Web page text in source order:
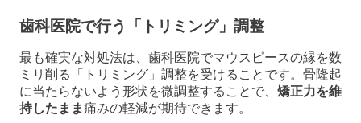
歯科医院で行う「トリミング」調整
最も確実な対処法は、歯科医院でマウスピースの縁を数
ミリ削る「トリミング」調整を受けることです。骨隆起
に当たらないよう形状を微調整することで、 矯正力を維
持したまま痛みの軽減が期待できます。